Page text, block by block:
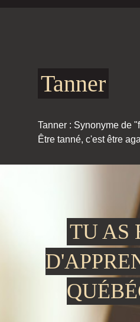
Tanner
Tanner : Synonyme de
Être tanné, c'est être
TU AS